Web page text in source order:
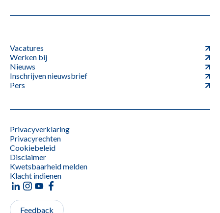
Vacatures
Werken bij
Nieuws
Inschrijven nieuwsbrief
Pers
Privacyverklaring
Privacyrechten
Cookiebeleid
Disclaimer
Kwetsbaarheid melden
Klacht indienen
Feedback